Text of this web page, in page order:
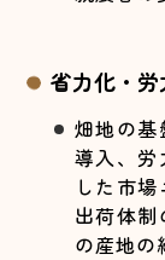
省力化・
畑地の基
導入、労
した市
出荷体
の産地の